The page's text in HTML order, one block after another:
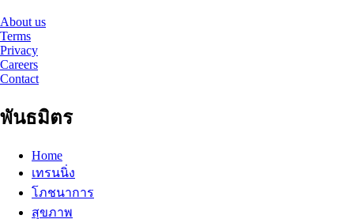
About us
Terms
Privacy
Careers
Contact
พันธมิตร
Home
เทรนนิ่ง
โภชนาการ
สุขภาพ